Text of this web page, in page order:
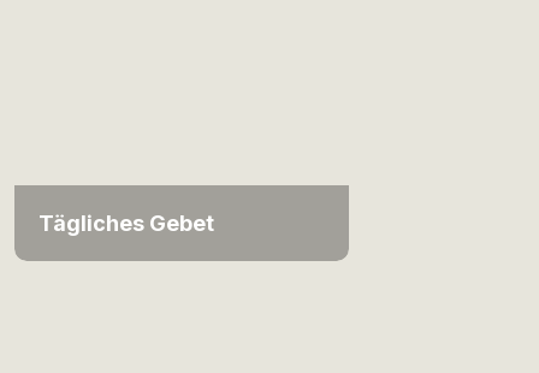
Tägliches Gebet